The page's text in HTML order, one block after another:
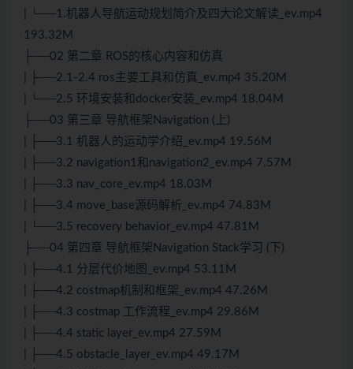
| └──1.机器人导航运动规划简介及四大论文解读_ev.mp4
193.32M
├──02 第二章 ROS的核心内容和仿真
| ├──2.1-2.4 ros主要工具和仿真_ev.mp4 35.20M
| └──2.5 环境安装和docker安装_ev.mp4 18.04M
├──03 第三章 导航框架Navigation (上)
| ├──3.1 机器人的运动学介绍_ev.mp4 19.56M
| ├──3.2 navigation1和navigation2_ev.mp4 7.57M
| ├──3.3 nav_core_ev.mp4 18.03M
| ├──3.4 move_base源码解析_ev.mp4 74.83M
| └──3.5 recovery behavior_ev.mp4 47.81M
├──04 第四章 导航框架Navigation Stack学习 (下)
| ├──4.1 分层代价地图_ev.mp4 53.11M
| ├──4.2 costmap机制和框架_ev.mp4 47.26M
| ├──4.3 costmap 工作流程_ev.mp4 29.86M
| ├──4.4 static layer_ev.mp4 27.59M
| ├──4.5 obstacle_layer_ev.mp4 49.17M